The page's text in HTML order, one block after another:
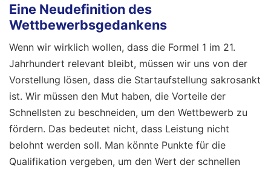
Eine Neudefinition des
Wettbewerbsgedankens
Wenn wir wirklich wollen, dass die Formel 1 im 21.
Jahrhundert relevant bleibt, müssen wir uns von der
Vorstellung lösen, dass die Startaufstellung sakrosankt
ist. Wir müssen den Mut haben, die Vorteile der
Schnellsten zu beschneiden, um den Wettbewerb zu
fördern. Das bedeutet nicht, dass Leistung nicht
belohnt werden soll. Man könnte Punkte für die
Qualifikation vergeben, um den Wert der schnellen